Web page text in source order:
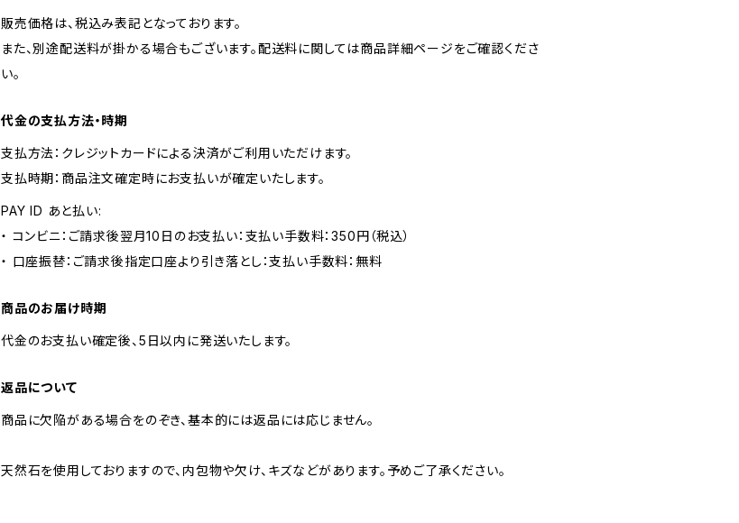
販売価格は、税込み表記となっております。
また、別途配送料が掛かる場合もございます。配送料に関しては商品詳細ページをご確認くださ
い。
代金の支払方法・時期
支払方法：クレジットカードによる決済がご利用いただけます。
支払時期：商品注文確定時にお支払いが確定いたします。
PAY ID あと払い:
・ コンビニ：ご請求後翌月10日のお支払い：支払い手数料：350円（税込）
・ 口座振替：ご請求後指定口座より引き落とし：支払い手数料：無料
商品のお届け時期
代金のお支払い確定後、5日以内に発送いたします。
返品について
商品に欠陥がある場合をのぞき、基本的には返品には応じません。
天然石を使用しておりますので、内包物や欠け、キズなどがあります。予めご了承ください。